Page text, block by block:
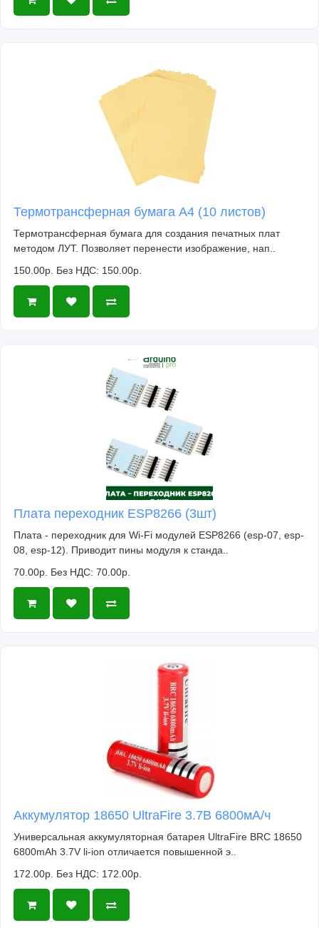
Термотрансферная бумага А4 (10 листов)
Термотрансферная бумага для создания печатных плат
методом ЛУТ. Позволяет перенести изображение, нап..
150.00р. Без НДС: 150.00р.
Плата переходник ESP8266 (3шт)
Плата - переходник для Wi-Fi модулей ESP8266 (esp-07, esp-
08, esp-12). Приводит пины модуля к станда..
70.00р. Без НДС: 70.00р.
Аккумулятор 18650 UltraFire 3.7В 6800мА/ч
Универсальная аккумуляторная батарея UltraFire BRC 18650
6800mAh 3.7V li-ion отличается повышенной э..
172.00р. Без НДС: 172.00р.